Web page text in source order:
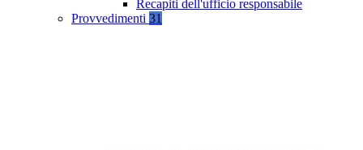
Recapiti dell'ufficio responsabile
Provvedimenti 31